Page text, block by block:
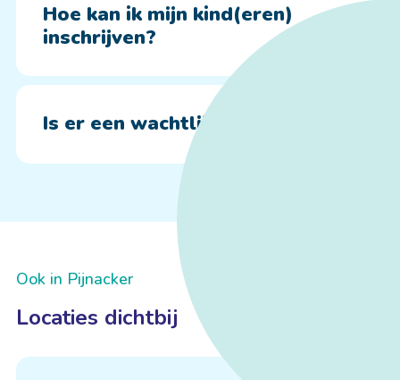
Hoe kan ik mijn kind(eren)
inschrijven?
Is er een wachtlijst?
Ook in Pijnacker
Locaties dichtbij